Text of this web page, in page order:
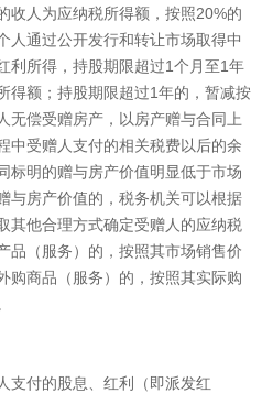
收人为应纳税所得额，按照20%的
人通过公开发行和转让市场取得中
利所得，持股期限超过1个月至1年
得额；持股期限超过1年的，暂减按
无偿受赠房产，以房产赠与合同上
中受赠人支付的相关税费以后的余
标明的赠与房产价值明显低于市场
与房产价值的，税务机关可以根据
其他合理方式确定受赠人的应纳税
品（服务）的，按照其市场销售价
购商品（服务）的，按照其实际购
支付的股息、红利（即派发红